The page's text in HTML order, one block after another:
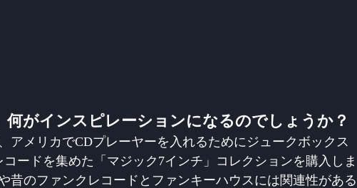
何がインスピレーションになるのでしょうか？
アメリカでCDプレーヤーを入れるためにジュークボックス
ードを集めた「マジック7インチ」コレクションを購入しま
昔のファンクレコードとファンキーハウスには関連性がある